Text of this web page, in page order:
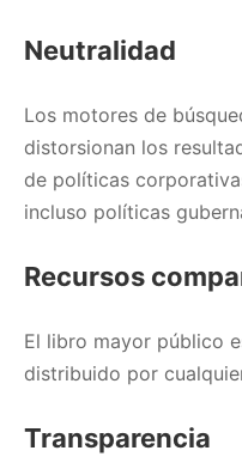
Neutralidad
Los motores de
distorsionan los
de políticas
incluso políticas
Recursos
El libro mayor público
distribuido por
Transparencia